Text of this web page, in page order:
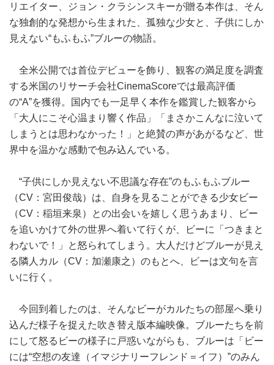
リエイター、ジョン・クラシンスキーが贈る本作は、そん
な独創的な発想から生まれた、孤独な少女と、子供にしか
見えない“もふもふ”ブルーの物語。
全米公開では首位デビューを飾り、観客の満足度を調査
する米国のリサーチ会社CinemaScoreでは最高評価
の“A”を獲得。国内でも一足早く本作を鑑賞した観客から
「大人にこそ心温まり響く作品」「まさかこんなに泣いて
しまうとは思わなかった！」と絶賛の声があがるなど、世
界中を温かな感動で包み込んでいる。
“子供にしか見えない不思議な存在”のもふもふブルー
（CV：宮田俊哉）は、自身を見ることができる少女ビー
（CV：稲垣来泉）との出会いを嬉しく思うあまり、ビー
を追いかけて外の世界へ着いて行くが、ビーに「つきまと
わないで！」と怒られてしまう。大人だけどブルーが見え
る隣人カル（CV：加瀬康之）のもとへ、ビーは文句を言
いに行く。
今回到着したのは、そんなビーがカルたちの部屋へ乗り
込んだ様子を捉えた吹き替え版本編映像。ブルーたちを前
にして怒るビーの様子に戸惑いながらも、ブルーは「ビー
には“空想の友達（イマジナリーフレンド＝イフ）”のみん